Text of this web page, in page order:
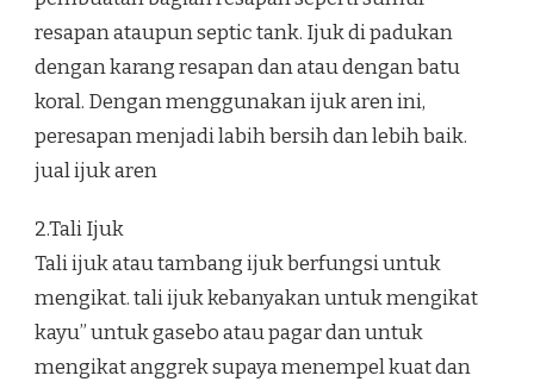
resapan ataupun septic tank. Ijuk di padukan
dengan karang resapan dan atau dengan batu
koral. Dengan menggunakan ijuk aren ini,
peresapan menjadi labih bersih dan lebih baik.
jual ijuk aren
2.Tali Ijuk
Tali ijuk atau tambang ijuk berfungsi untuk
mengikat. tali ijuk kebanyakan untuk mengikat
kayu” untuk gasebo atau pagar dan untuk
mengikat anggrek supaya menempel kuat dan